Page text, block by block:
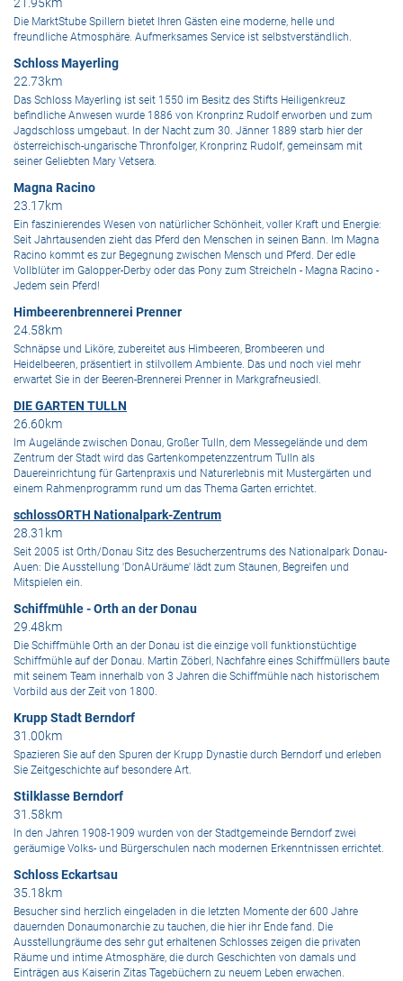
21.95km
Die MarktStube Spillern bietet Ihren Gästen eine moderne, helle und
freundliche Atmosphäre. Aufmerksames Service ist selbstverständlich.
Schloss Mayerling
22.73km
Das Schloss Mayerling ist seit 1550 im Besitz des Stifts Heiligenkreuz
befindliche Anwesen wurde 1886 von Kronprinz Rudolf erworben und zum
Jagdschloss umgebaut. In der Nacht zum 30. Jänner 1889 starb hier der
österreichisch-ungarische Thronfolger, Kronprinz Rudolf, gemeinsam mit
seiner Geliebten Mary Vetsera.
Magna Racino
23.17km
Ein faszinierendes Wesen von natürlicher Schönheit, voller Kraft und Energie:
Seit Jahrtausenden zieht das Pferd den Menschen in seinen Bann. Im Magna
Racino kommt es zur Begegnung zwischen Mensch und Pferd. Der edle
Vollblüter im Galopper-Derby oder das Pony zum Streicheln - Magna Racino -
Jedem sein Pferd!
Himbeerenbrennerei Prenner
24.58km
Schnäpse und Liköre, zubereitet aus Himbeeren, Brombeeren und
Heidelbeeren, präsentiert in stilvollem Ambiente. Das und noch viel mehr
erwartet Sie in der Beeren-Brennerei Prenner in Markgrafneusiedl.
DIE GARTEN TULLN
26.60km
Im Augelände zwischen Donau, Großer Tulln, dem Messegelände und dem
Zentrum der Stadt wird das Gartenkompetenzzentrum Tulln als
Dauereinrichtung für Gartenpraxis und Naturerlebnis mit Mustergärten und
einem Rahmenprogramm rund um das Thema Garten errichtet.
schlossORTH Nationalpark-Zentrum
28.31km
Seit 2005 ist Orth/Donau Sitz des Besucherzentrums des Nationalpark Donau-
Auen: Die Ausstellung 'DonAUräume' lädt zum Staunen, Begreifen und
Mitspielen ein.
Schiffmühle - Orth an der Donau
29.48km
Die Schiffmühle Orth an der Donau ist die einzige voll funktionstüchtige
Schiffmühle auf der Donau. Martin Zöberl, Nachfahre eines Schiffmüllers baute
mit seinem Team innerhalb von 3 Jahren die Schiffmühle nach historischem
Vorbild aus der Zeit von 1800.
Krupp Stadt Berndorf
31.00km
Spazieren Sie auf den Spuren der Krupp Dynastie durch Berndorf und erleben
Sie Zeitgeschichte auf besondere Art.
Stilklasse Berndorf
31.58km
In den Jahren 1908-1909 wurden von der Stadtgemeinde Berndorf zwei
geräumige Volks- und Bürgerschulen nach modernen Erkenntnissen errichtet.
Schloss Eckartsau
35.18km
Besucher sind herzlich eingeladen in die letzten Momente der 600 Jahre
dauernden Donaumonarchie zu tauchen, die hier ihr Ende fand. Die
Ausstellungräume des sehr gut erhaltenen Schlosses zeigen die privaten
Räume und intime Atmosphäre, die durch Geschichten von damals und
Einträgen aus Kaiserin Zitas Tagebüchern zu neuem Leben erwachen.